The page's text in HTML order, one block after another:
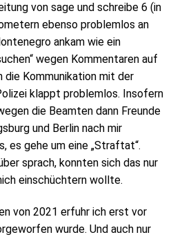
von sage und schreibe 6 (in
ebenso problemlos an
ankam wie ein
wegen Kommentaren auf
die Kommunikation mit der
klappt problemlos. Insofern
die Beamten dann Freunde
und Berlin nach mir
es gehe um eine „Straftat“.
sprach, konnten sich das nur
einschüchtern wollte.
von 2021 erfuhr ich erst vor
wurde. Und auch nur